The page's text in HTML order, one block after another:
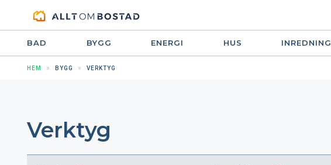
BAD BYGG ENERGI HUS INREDNING
HEM BYGG VERKTYG
Verktyg